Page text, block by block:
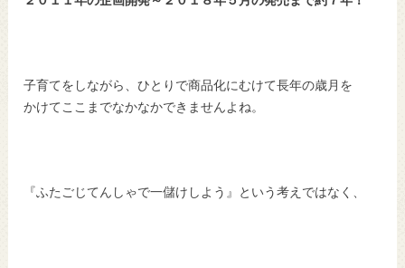
子育てをしながら、ひとりで商品化にむけて長年の歳月を
かけてここまでなかなかできませんよね。
『ふたごじてんしゃで一儲けしよう』という考えではなく、